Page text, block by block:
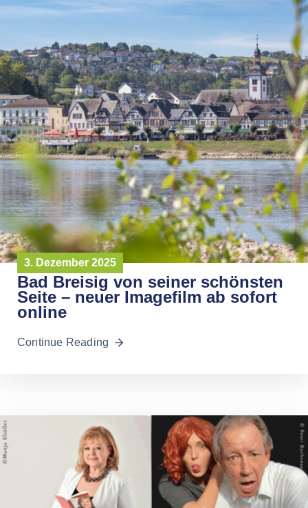
3. Dezember 2025
Bad Breisig von seiner schönsten
Seite – neuer Imagefilm ab sofort
online
Continue Reading